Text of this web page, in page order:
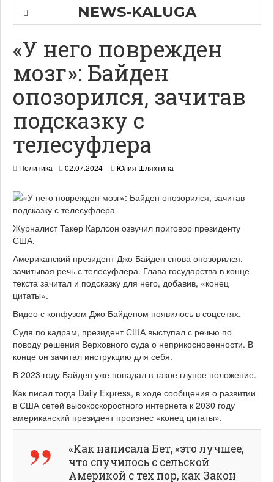
NEWS-KALUGA
«У него поврежден
мозг»: Байден
опозорился, зачитав
подсказку с
телесуфлера
Политика 02.07.2024 Юлия Шляхтина
Журналист Такер Карлсон озвучил приговор президенту
США.
Американский президент Джо Байден снова опозорился,
зачитывая речь с телесуфлера. Глава государства в конце
текста зачитал и подсказку для него, добавив, «конец
цитаты».
Видео с конфузом Джо Байденом появилось в соцсетях.
Судя по кадрам, президент США выступал с речью по
поводу решения Верховного суда о неприкосновенности. В
конце он зачитал инструкцию для себя.
В 2023 году Байден уже попадал в такое глупое положение.
Как писал тогда Daily Express, в ходе сообщения о развитии
в США сетей высокоскоростного интернета к 2030 году
американский президент произнес «конец цитаты».
«Как написала Бет, «это лучшее,
что случилось с сельской
Америкой с тех пор, как Закон